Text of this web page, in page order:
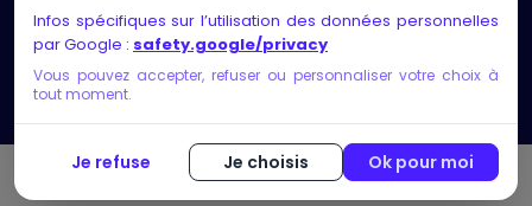
Infos spécifiques sur l’utilisation des données personnelles
par Google : safety.google/privacy
Vous pouvez accepter, refuser ou personnaliser votre choix à
tout moment.
Je refuse Je choisis Ok pour moi
© Copyright 2026 bilan-competences ▸ Tous droits réservés